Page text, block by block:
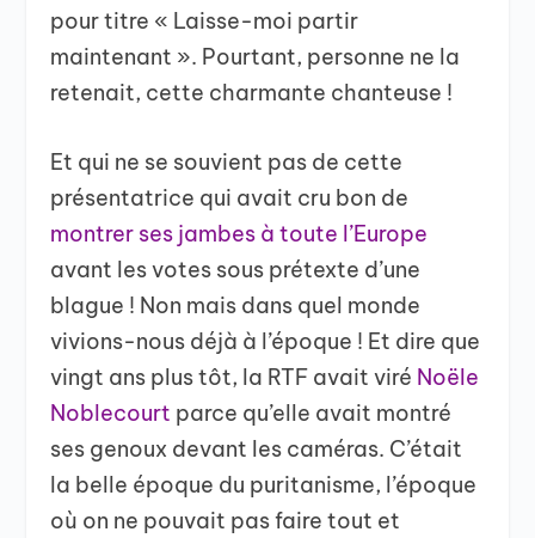
pour titre « Laisse-moi partir
maintenant ». Pourtant, personne ne la
retenait, cette charmante chanteuse !
Et qui ne se souvient pas de cette
présentatrice qui avait cru bon de
montrer ses jambes à toute l’Europe
avant les votes sous prétexte d’une
blague ! Non mais dans quel monde
vivions-nous déjà à l’époque ! Et dire que
vingt ans plus tôt, la RTF avait viré Noële
Noblecourt parce qu’elle avait montré
ses genoux devant les caméras. C’était
la belle époque du puritanisme, l’époque
où on ne pouvait pas faire tout et